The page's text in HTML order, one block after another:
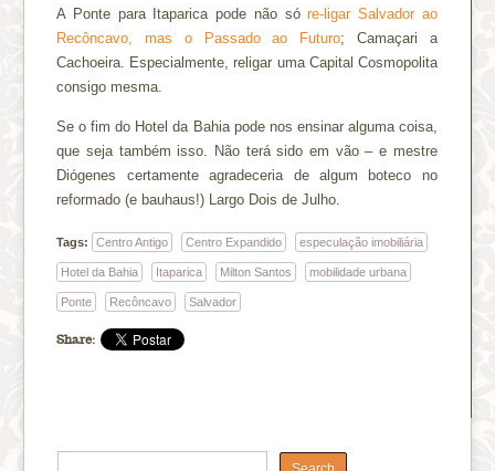
A Ponte para Itaparica pode não sóre-ligar Salvador ao
Recôncavo, mas o Passado ao Futuro; Camaçari a
Cachoeira. Especialmente, religar uma Capital Cosmopolita
consigo mesma.
Se o fim do Hotel da Bahia pode nos ensinar alguma coisa,
que seja também isso. Não terá sido em vão – e mestre
Diógenes certamente agradeceria de algum boteco no
reformado (e bauhaus!) Largo Dois de Julho.
Tags: Centro Antigo Centro Expandido especulação imobiliária
Hotel da Bahia Itaparica Milton Santos mobilidade urbana
Ponte Recôncavo Salvador
Share: